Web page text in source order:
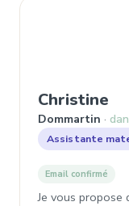
Christine
Dommartin
Assistante
Email confirmé
Je vous propose